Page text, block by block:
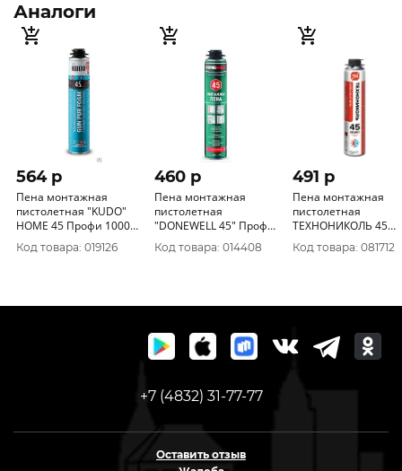
Аналоги
564 p
Пена монтажная
пистолетная "KUDO"
HOME 45 Профи 1000
мл/820г всесезон.
46423
Код товара: 019126
460 p
Пена монтажная
пистолетная
"DONEWELL 45" Профи
1000 мл /720 Г
всесезонная (12)
Код товара: 014408
491 p
Пена монтажная
пистолетная
ТЕХНОНИКОЛЬ 45
BALANCE
12*750 гр. проф
Код товара: 081712
+7 (4832) 31-77-77
Оставить отзыв